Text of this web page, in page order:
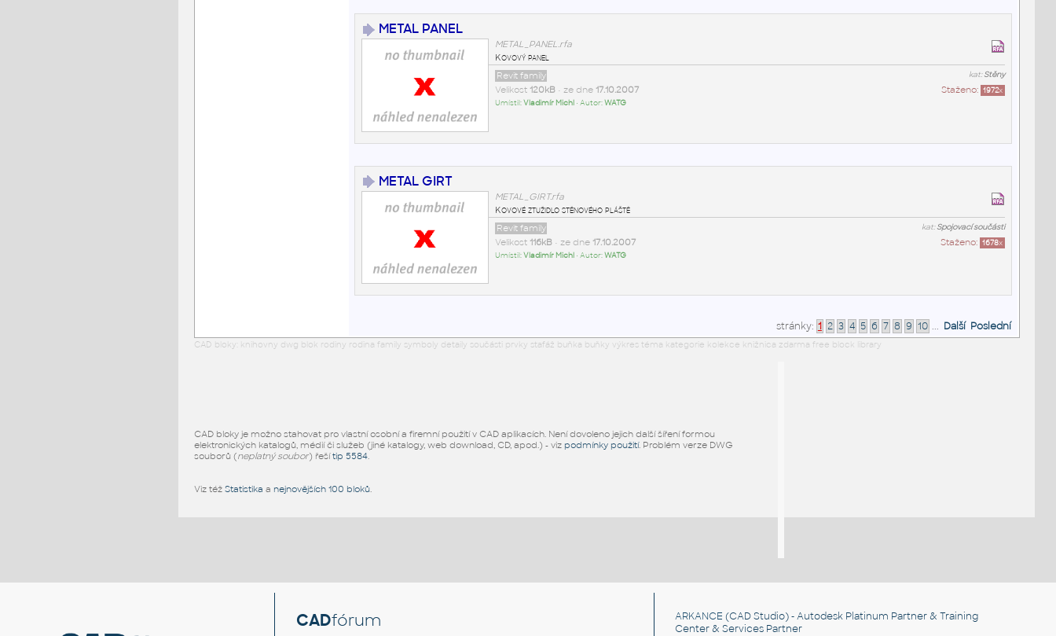
METAL PANEL
METAL_PANEL.rfa
Kovový panel
kat:Stěny
Revit family
Staženo: 1972x
Velikost 120kB• ze dne 17.10.2007
Umístil:Vladimír Michl• Autor:WATG
METAL GIRT
METAL_GIRT.rfa
Kovové ztužidlo stěnového pláště
kat:Spojovací součásti
Revit family
Staženo: 1678x
Velikost 116kB• ze dne 17.10.2007
Umístil:Vladimír Michl• Autor:WATG
stránky: 1 2 3 4 5 6 7 8 9 10 ... Další Poslední
CAD bloky: knihovny dwg blok rodiny rodina family symboly detaily součásti prvky stafáž buňka buňky výkres téma kategorie kolekce knižnica zdarma free block library
CAD bloky je možno stahovat pro vlastní osobní a firemní použití v CAD aplikacích. Není dovoleno jejich další šíření formou
elektronických katalogů, médií či služeb (jiné katalogy, web download, CD, apod.) - viz podmínky použití. Problém verze DWG
souborů (neplatný soubor) řešítip 5584.
Viz též Statistika a nejnovějších 100 bloků.
CADfórum ARKANCE (CAD Studio) - Autodesk Platinum Partner & Training
Center & Services Partner